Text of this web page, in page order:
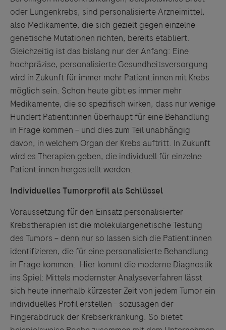
oder Lungenkrebs, sind personalisierte Arzneimittel,
also Medikamente, die sich gezielt gegen einzelne
genetische Mutationen richten, bereits etabliert.
Gleichzeitig ist das bislang nur der Anfang: Eine
hochpräzise, personalisierte Gesundheitsversorgung
wird in Zukunft für immer mehr Patient:innen mit Krebs
möglich sein. Schon heute gibt es immer mehr
Medikamente, die so spezifisch wirken, dass nur wenige
Hundert Patient:innen überhaupt für eine Behandlung
in Frage kommen – und dies zum Teil unabhängig
davon, in welchem Organ der Krebs auftritt. In Zukunft
wird es Therapien geben, die individuell für einzelne
Patient:innen hergestellt werden.
Individuelles Tumorprofil als Schlüssel
Voraussetzung für den Einsatz personalisierter
Krebstherapien ist die molekulargenetische Testung
des Tumors – denn nur so lassen sich die Patient:innen
identifizieren, die für eine personalisierte Behandlung
in Frage kommen. Hier kommt die moderne Diagnostik
ins Spiel: Mittels modernster Analyseverfahren lässt
sich heute innerhalb kürzester Zeit von jedem Tumor ein
individuelles Profil erstellen - sozusagen der
Fingerabdruck der Krebserkrankung. So bietet